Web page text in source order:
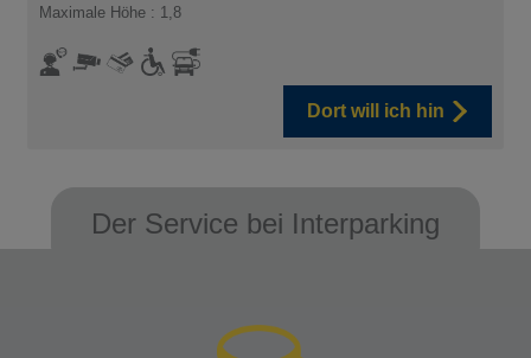
Maximale Höhe : 1,8
Dort will ich hin
Der Service bei Interparking